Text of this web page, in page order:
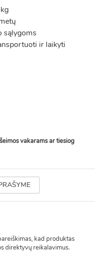
sąlygoms
ir laikyti
vakarams ar tiesiog
kad produktas
direktyvų reikalavimus.